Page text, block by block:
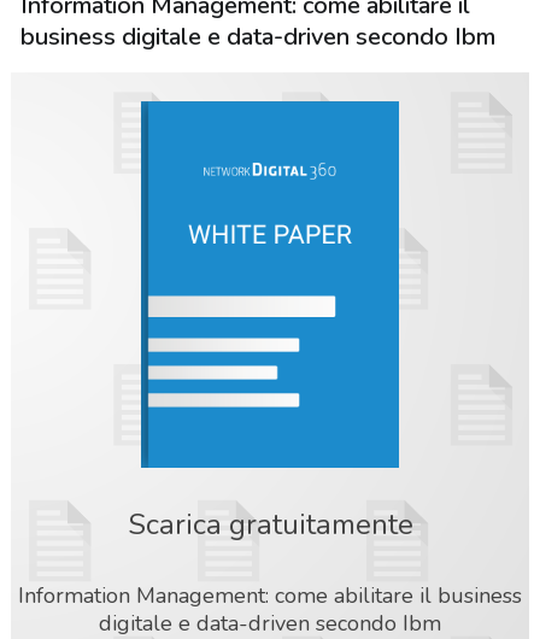
business digitale e data-driven secondo Ibm
Scarica gratuitamente
Information Management: come abilitare il business
digitale e data-driven secondo Ibm